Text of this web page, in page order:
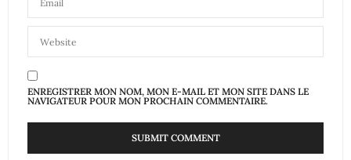
ENREGISTRER MON NOM, MON E-MAIL ET MON SITE DANS LE
NAVIGATEUR POUR MON PROCHAIN COMMENTAIRE.